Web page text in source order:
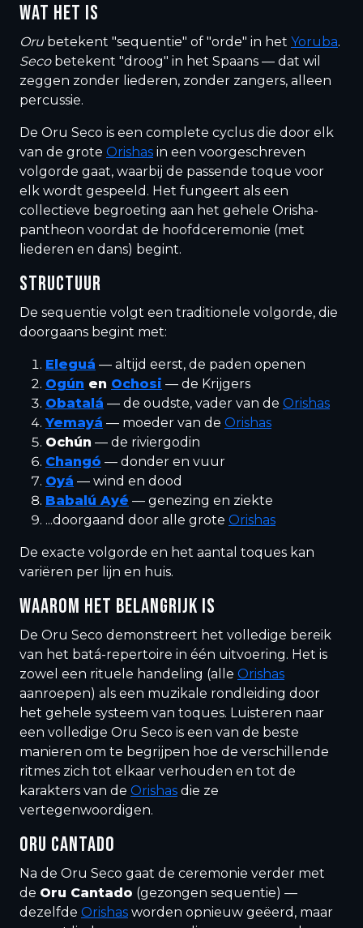
WAT HET IS
Oru betekent "sequentie" of "orde" in het Yoruba.
Secobetekent "droog" in het Spaans — dat wil
zeggen zonder liederen, zonder zangers, alleen
percussie.
De Oru Seco is een complete cyclus die door elk
van de grote Orishas in een voorgeschreven
volgorde gaat, waarbij de passende toque voor
elk wordt gespeeld. Het fungeert als een
collectieve begroeting aan het gehele Orisha-
pantheon voordat de hoofdceremonie (met
liederen en dans) begint.
STRUCTUUR
De sequentie volgt een traditionele volgorde, die
doorgaans begint met:
Eleguá — altijd eerst, de paden openen
Ogún en Ochosi — de Krijgers
Obatalá — de oudste, vader van de Orishas
Yemayá — moeder van de Orishas
Ochún — de riviergodin
Changó — donder en vuur
Oyá — wind en dood
Babalú Ayé — genezing en ziekte
...doorgaand door alle grote Orishas
De exacte volgorde en het aantal toques kan
variëren per lijn en huis.
WAAROM HET BELANGRIJK IS
De Oru Seco demonstreert het volledige bereik
van het batá-repertoire in één uitvoering. Het is
zowel een rituele handeling (alle Orishas
aanroepen) als een muzikale rondleiding door
het gehele systeem van toques. Luisteren naar
een volledige Oru Seco is een van de beste
manieren om te begrijpen hoe de verschillende
ritmes zich tot elkaar verhouden en tot de
karakters van de Orishas die ze
vertegenwoordigen.
ORU CANTADO
Na de Oru Seco gaat de ceremonie verder met
de Oru Cantado (gezongen sequentie) —
dezelfde Orishas worden opnieuw geëerd, maar